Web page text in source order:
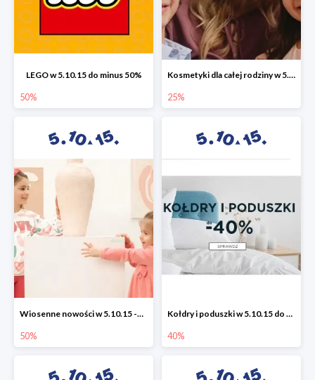
LEGO w 5.10.15 do minus 50%
50%
Kosmetyki dla całej rodziny w 5.10.15 do -25%
25%
Wiosenne nowości w 5.10.15 -50%
50%
Kołdry i poduszki w 5.10.15 do -40%
40%